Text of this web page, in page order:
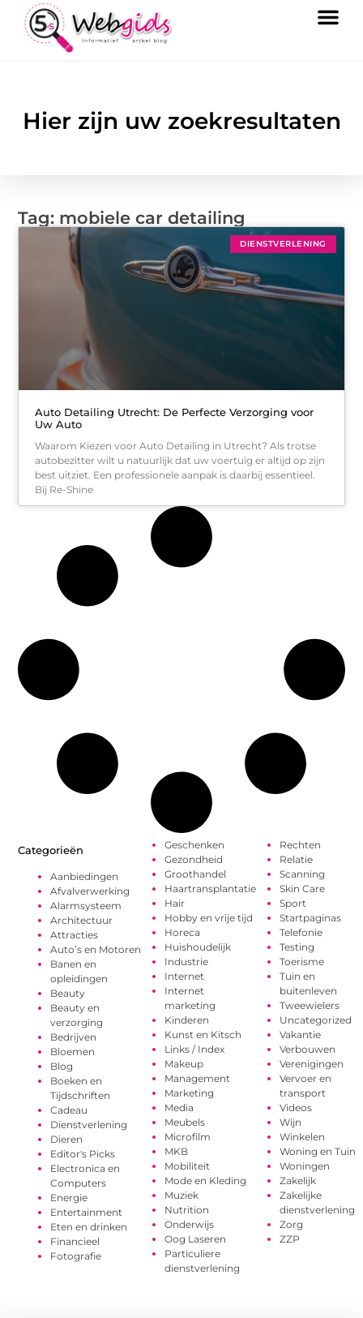
Hier zijn uw zoekresultaten
Tag: mobiele car detailing
DIENSTVERLENING
Auto Detailing Utrecht: De Perfecte Verzorging voor
Uw Auto
Waarom Kiezen voor Auto Detailing in Utrecht? Als trotse
autobezitter wilt u natuurlijk dat uw voertuig er altijd op zijn
best uitziet. Een professionele aanpak is daarbij essentieel.
Bij Re-Shine
Categorieën
Aanbiedingen
Afvalverwerking
Alarmsysteem
Architectuur
Attracties
Auto’s en Motoren
Banen en
opleidingen
Beauty
Beauty en
verzorging
Bedrijven
Bloemen
Blog
Boeken en
Tijdschriften
Cadeau
Dienstverlening
Dieren
Editor's Picks
Electronica en
Computers
Energie
Entertainment
Eten en drinken
Financieel
Fotografie
Geschenken
Gezondheid
Groothandel
Haartransplantatie
Hair
Hobby en vrije tijd
Horeca
Huishoudelijk
Industrie
Internet
Internet
marketing
Kinderen
Kunst en Kitsch
Links / Index
Makeup
Management
Marketing
Media
Meubels
Microfilm
MKB
Mobiliteit
Mode en Kleding
Muziek
Nutrition
Onderwijs
Oog Laseren
Particuliere
dienstverlening
Rechten
Relatie
Scanning
Skin Care
Sport
Startpaginas
Telefonie
Testing
Toerisme
Tuin en
buitenleven
Tweewielers
Uncategorized
Vakantie
Verbouwen
Verenigingen
Vervoer en
transport
Videos
Wijn
Winkelen
Woning en Tuin
Woningen
Zakelijk
Zakelijke
dienstverlening
Zorg
ZZP